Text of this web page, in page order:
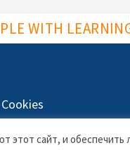
WITH
этот сайт, и обеспечить